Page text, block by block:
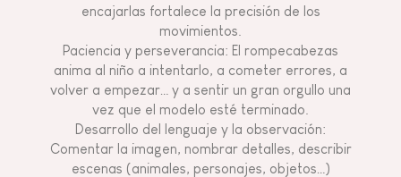
encajarlas fortalece la precisión de los
movimientos.
Paciencia y perseverancia: El rompecabezas
anima al niño a intentarlo, a cometer errores, a
volver a empezar… y a sentir un gran orgullo una
vez que el modelo esté terminado.
Desarrollo del lenguaje y la observación:
Comentar la imagen, nombrar detalles, describir
escenas (animales, personajes, objetos…)